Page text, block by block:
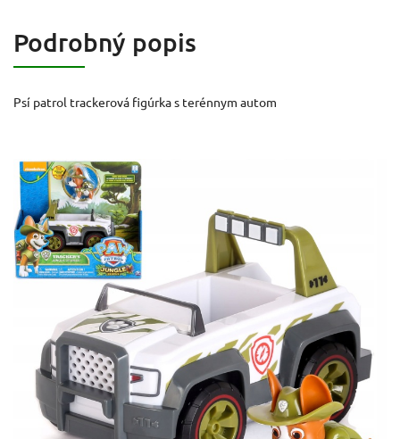
Podrobný popis
Psí patrol trackerová figúrka s terénnym autom